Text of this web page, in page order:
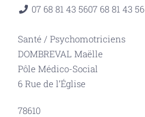
07 68 81 43 5607 68 81 43 56
Santé / Psychomotriciens
DOMBREVAL Maëlle
Pôle Médico-Social
6 Rue de l’Église
78610